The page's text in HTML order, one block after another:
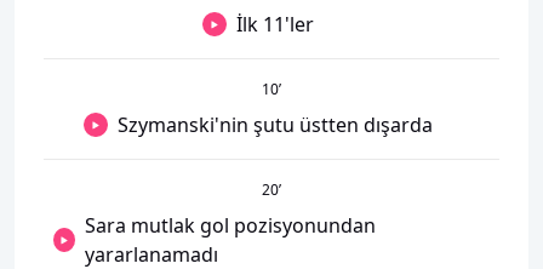
İlk 11'ler
10’
Szymanski'nin şutu üstten dışarda
20’
Sara mutlak gol pozisyonundan
yararlanamadı